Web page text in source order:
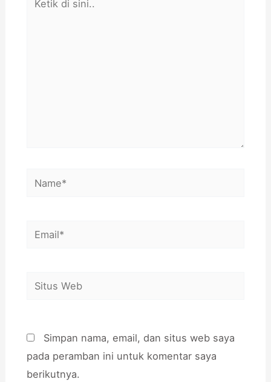
Name*
Email*
Situs
Simpan nama, email, dan situs web saya
pada peramban ini untuk komentar saya
berikutnya.